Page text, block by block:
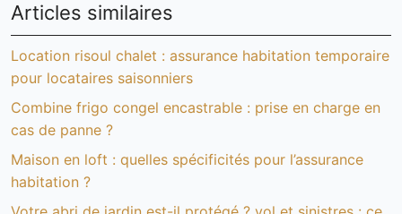
Articles similaires
Location risoul chalet : assurance habitation temporaire
pour locataires saisonniers
Combine frigo congel encastrable : prise en charge en
cas de panne ?
Maison en loft : quelles spécificités pour l’assurance
habitation ?